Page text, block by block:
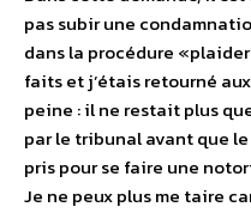
pas subir une
dans la procédure
faits et j’étais retourné
peine : il ne restait plus
par le tribunal avant que
pris pour se faire une
Je ne peux plus me taire